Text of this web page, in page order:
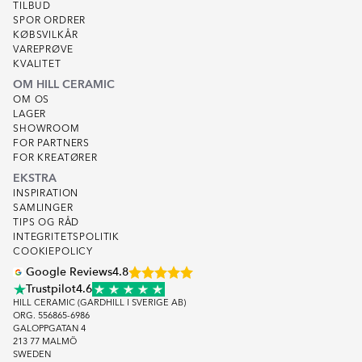
TILBUD
SPOR ORDRER
KØBSVILKÅR
VAREPRØVE
KVALITET
OM HILL CERAMIC
OM OS
LAGER
SHOWROOM
FOR PARTNERS
FOR KREATØRER
EKSTRA
INSPIRATION
SAMLINGER
TIPS OG RÅD
INTEGRITETSPOLITIK
COOKIEPOLICY
Google Reviews4.8
Trustpilot4.6
HILL CERAMIC (GARDHILL I SVERIGE AB)
ORG. 556865-6986
GALOPPGATAN 4
213 77 MALMÖ
SWEDEN